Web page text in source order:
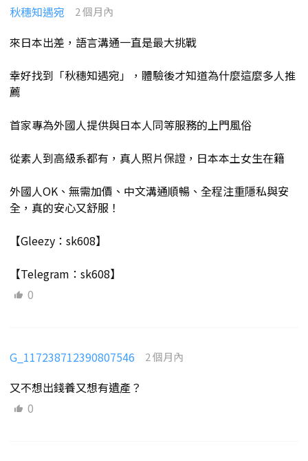
秋穗知遇宛 2 個月內
來日本出差，語言溝通一直是最大挑戰
幸好找到「秋穗知遇宛」，體驗後才知道為什麼這麼多人推
薦
首家專為外國人提供與日本人同等服務的上門風俗
從素人到高級系都有，真人照片保證，日本本土女生在籍
外國人OK、無需加價、中文溝通順暢、全程注重隱私與安
全，真的安心又舒服！
【Gleezy：sk608】
【Telegram：sk608】
0
G_117238712390807546 2 個月內
又不想出錢養又想有遺產？
0